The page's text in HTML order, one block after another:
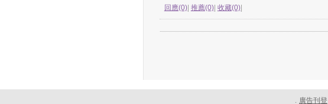
回應(0)| 推薦(0)| 收藏(0)|
． 廣告刊登